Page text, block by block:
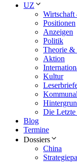
UZ
Wirtschaft
Positionen
Anzeigen
Politik
Theorie &
Aktion
Kultur
Die Letzte
Blog
Termine
Dossiers
China